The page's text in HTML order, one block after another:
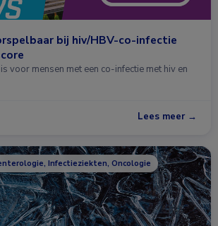
bij hiv/HBV-co-infectie
voor mensen met een co-infectie met hiv en
Lees meer →
Infectieziekten, Oncologie